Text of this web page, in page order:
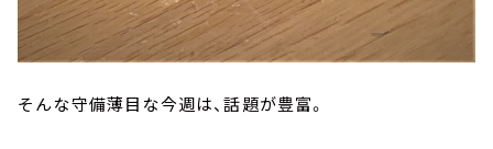
そんな守備薄目な今週は、話題が豊富。